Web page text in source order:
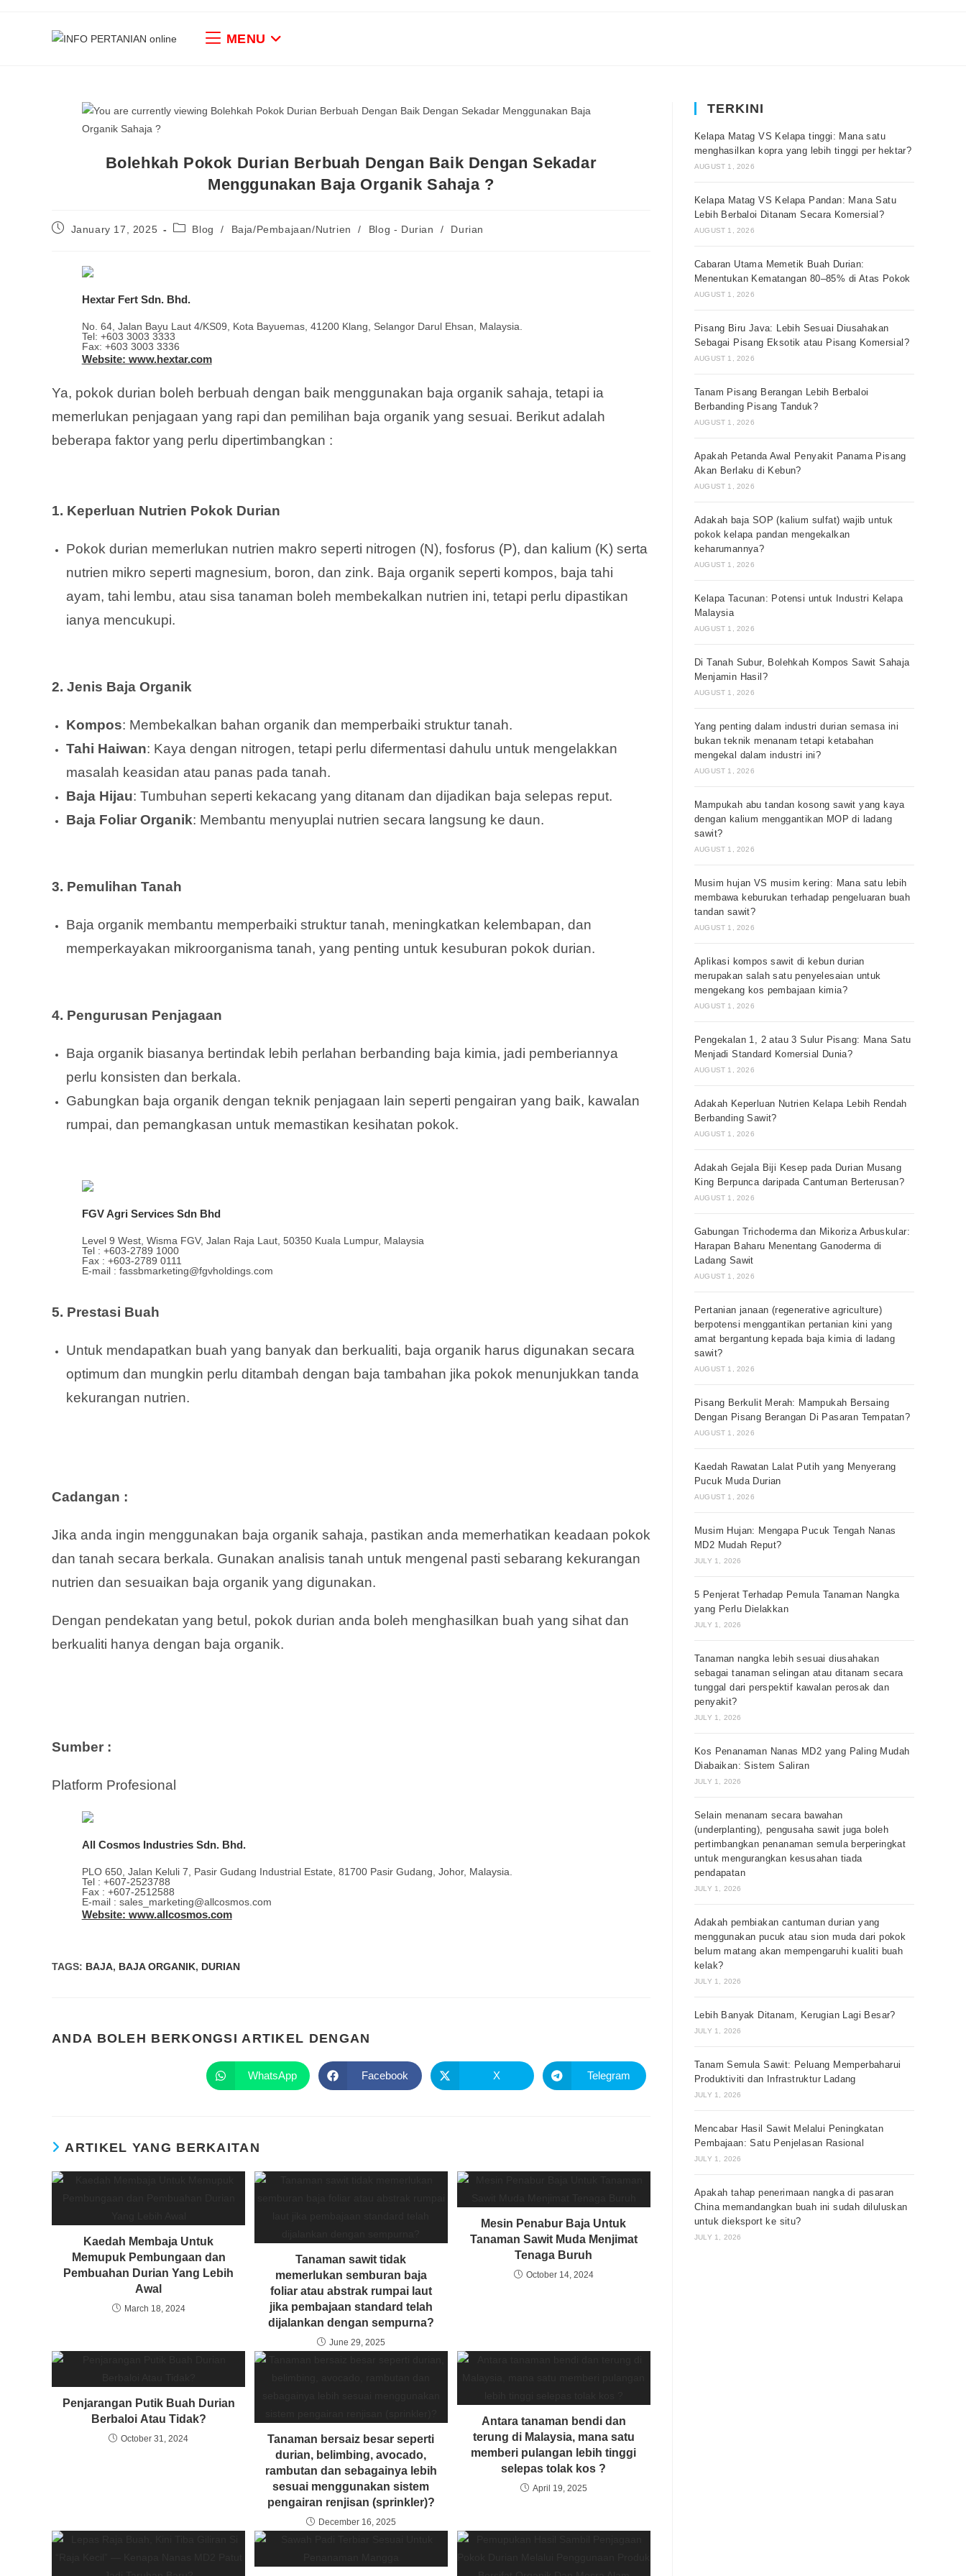
MENU
Bolehkah Pokok Durian Berbuah Dengan Baik Dengan Sekadar
Menggunakan Baja Organik Sahaja ?
January 17, 2025 Blog / Baja/Pembajaan/Nutrien / Blog - Durian / Durian
Hextar Fert Sdn. Bhd.
No. 64, Jalan Bayu Laut 4/KS09, Kota Bayuemas, 41200 Klang, Selangor Darul Ehsan, Malaysia.
Tel: +603 3003 3333
Fax: +603 3003 3336
Website: www.hextar.com
Ya, pokok durian boleh berbuah dengan baik menggunakan baja organik sahaja, tetapi ia
memerlukan penjagaan yang rapi dan pemilihan baja organik yang sesuai. Berikut adalah
beberapa faktor yang perlu dipertimbangkan :
1. Keperluan Nutrien Pokok Durian
Pokok durian memerlukan nutrien makro seperti nitrogen (N), fosforus (P), dan kalium (K) serta
nutrien mikro seperti magnesium, boron, dan zink. Baja organik seperti kompos, baja tahi
ayam, tahi lembu, atau sisa tanaman boleh membekalkan nutrien ini, tetapi perlu dipastikan
ianya mencukupi.
2. Jenis Baja Organik
Kompos: Membekalkan bahan organik dan memperbaiki struktur tanah.
Tahi Haiwan: Kaya dengan nitrogen, tetapi perlu difermentasi dahulu untuk mengelakkan
masalah keasidan atau panas pada tanah.
Baja Hijau: Tumbuhan seperti kekacang yang ditanam dan dijadikan baja selepas reput.
Baja Foliar Organik: Membantu menyuplai nutrien secara langsung ke daun.
3. Pemulihan Tanah
Baja organik membantu memperbaiki struktur tanah, meningkatkan kelembapan, dan
memperkayakan mikroorganisma tanah, yang penting untuk kesuburan pokok durian.
4. Pengurusan Penjagaan
Baja organik biasanya bertindak lebih perlahan berbanding baja kimia, jadi pemberiannya
perlu konsisten dan berkala.
Gabungkan baja organik dengan teknik penjagaan lain seperti pengairan yang baik, kawalan
rumpai, dan pemangkasan untuk memastikan kesihatan pokok.
FGV Agri Services Sdn Bhd
Level 9 West, Wisma FGV, Jalan Raja Laut, 50350 Kuala Lumpur, Malaysia
Tel : +603-2789 1000
Fax : +603-2789 0111
E-mail : fassbmarketing@fgvholdings.com
5. Prestasi Buah
Untuk mendapatkan buah yang banyak dan berkualiti, baja organik harus digunakan secara
optimum dan mungkin perlu ditambah dengan baja tambahan jika pokok menunjukkan tanda
kekurangan nutrien.
Cadangan :
Jika anda ingin menggunakan baja organik sahaja, pastikan anda memerhatikan keadaan pokok
dan tanah secara berkala. Gunakan analisis tanah untuk mengenal pasti sebarang kekurangan
nutrien dan sesuaikan baja organik yang digunakan.
Dengan pendekatan yang betul, pokok durian anda boleh menghasilkan buah yang sihat dan
berkualiti hanya dengan baja organik.
Sumber :
Platform Profesional
All Cosmos Industries Sdn. Bhd.
PLO 650, Jalan Keluli 7, Pasir Gudang Industrial Estate, 81700 Pasir Gudang, Johor, Malaysia.
Tel : +607-2523788
Fax : +607-2512588
E-mail : sales_marketing@allcosmos.com
Website: www.allcosmos.com
TAGS: BAJA, BAJA ORGANIK, DURIAN
ANDA BOLEH BERKONGSI ARTIKEL DENGAN
WhatsApp Facebook X Telegram
ARTIKEL YANG BERKAITAN
Kaedah Membaja Untuk
Memupuk Pembungaan dan
Pembuahan Durian Yang Lebih
Awal
March 18, 2024
Tanaman sawit tidak
memerlukan semburan baja
foliar atau abstrak rumpai laut
jika pembajaan standard telah
dijalankan dengan sempurna?
June 29, 2025
Mesin Penabur Baja Untuk
Tanaman Sawit Muda Menjimat
Tenaga Buruh
October 14, 2024
Penjarangan Putik Buah Durian
Berbaloi Atau Tidak?
October 31, 2024
Tanaman bersaiz besar seperti
durian, belimbing, avocado,
rambutan dan sebagainya lebih
sesuai menggunakan sistem
pengairan renjisan (sprinkler)?
December 16, 2025
Antara tanaman bendi dan
terung di Malaysia, mana satu
memberi pulangan lebih tinggi
selepas tolak kos ?
April 19, 2025
TERKINI
Kelapa Matag VS Kelapa tinggi: Mana satu
menghasilkan kopra yang lebih tinggi per hektar?
AUGUST 1, 2026
Kelapa Matag VS Kelapa Pandan: Mana Satu
Lebih Berbaloi Ditanam Secara Komersial?
AUGUST 1, 2026
Cabaran Utama Memetik Buah Durian:
Menentukan Kematangan 80–85% di Atas Pokok
AUGUST 1, 2026
Pisang Biru Java: Lebih Sesuai Diusahakan
Sebagai Pisang Eksotik atau Pisang Komersial?
AUGUST 1, 2026
Tanam Pisang Berangan Lebih Berbaloi
Berbanding Pisang Tanduk?
AUGUST 1, 2026
Apakah Petanda Awal Penyakit Panama Pisang
Akan Berlaku di Kebun?
AUGUST 1, 2026
Adakah baja SOP (kalium sulfat) wajib untuk
pokok kelapa pandan mengekalkan
keharumannya?
AUGUST 1, 2026
Kelapa Tacunan: Potensi untuk Industri Kelapa
Malaysia
AUGUST 1, 2026
Di Tanah Subur, Bolehkah Kompos Sawit Sahaja
Menjamin Hasil?
AUGUST 1, 2026
Yang penting dalam industri durian semasa ini
bukan teknik menanam tetapi ketabahan
mengekal dalam industri ini?
AUGUST 1, 2026
Mampukah abu tandan kosong sawit yang kaya
dengan kalium menggantikan MOP di ladang
sawit?
AUGUST 1, 2026
Musim hujan VS musim kering: Mana satu lebih
membawa keburukan terhadap pengeluaran buah
tandan sawit?
AUGUST 1, 2026
Aplikasi kompos sawit di kebun durian
merupakan salah satu penyelesaian untuk
mengekang kos pembajaan kimia?
AUGUST 1, 2026
Pengekalan 1, 2 atau 3 Sulur Pisang: Mana Satu
Menjadi Standard Komersial Dunia?
AUGUST 1, 2026
Adakah Keperluan Nutrien Kelapa Lebih Rendah
Berbanding Sawit?
AUGUST 1, 2026
Adakah Gejala Biji Kesep pada Durian Musang
King Berpunca daripada Cantuman Berterusan?
AUGUST 1, 2026
Gabungan Trichoderma dan Mikoriza Arbuskular:
Harapan Baharu Menentang Ganoderma di
Ladang Sawit
AUGUST 1, 2026
Pertanian janaan (regenerative agriculture)
berpotensi menggantikan pertanian kini yang
amat bergantung kepada baja kimia di ladang
sawit?
AUGUST 1, 2026
Pisang Berkulit Merah: Mampukah Bersaing
Dengan Pisang Berangan Di Pasaran Tempatan?
AUGUST 1, 2026
Kaedah Rawatan Lalat Putih yang Menyerang
Pucuk Muda Durian
AUGUST 1, 2026
Musim Hujan: Mengapa Pucuk Tengah Nanas
MD2 Mudah Reput?
JULY 1, 2026
5 Penjerat Terhadap Pemula Tanaman Nangka
yang Perlu Dielakkan
JULY 1, 2026
Tanaman nangka lebih sesuai diusahakan
sebagai tanaman selingan atau ditanam secara
tunggal dari perspektif kawalan perosak dan
penyakit?
JULY 1, 2026
Kos Penanaman Nanas MD2 yang Paling Mudah
Diabaikan: Sistem Saliran
JULY 1, 2026
Selain menanam secara bawahan
(underplanting), pengusaha sawit juga boleh
pertimbangkan penanaman semula berperingkat
untuk mengurangkan kesusahan tiada
pendapatan
JULY 1, 2026
Adakah pembiakan cantuman durian yang
menggunakan pucuk atau sion muda dari pokok
belum matang akan mempengaruhi kualiti buah
kelak?
JULY 1, 2026
Lebih Banyak Ditanam, Kerugian Lagi Besar?
JULY 1, 2026
Tanam Semula Sawit: Peluang Memperbaharui
Produktiviti dan Infrastruktur Ladang
JULY 1, 2026
Mencabar Hasil Sawit Melalui Peningkatan
Pembajaan: Satu Penjelasan Rasional
JULY 1, 2026
Apakah tahap penerimaan nangka di pasaran
China memandangkan buah ini sudah diluluskan
untuk dieksport ke situ?
JULY 1, 2026